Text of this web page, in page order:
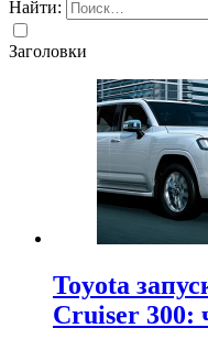
Найти:
Заголовки
Toyota
Cruiser 300: